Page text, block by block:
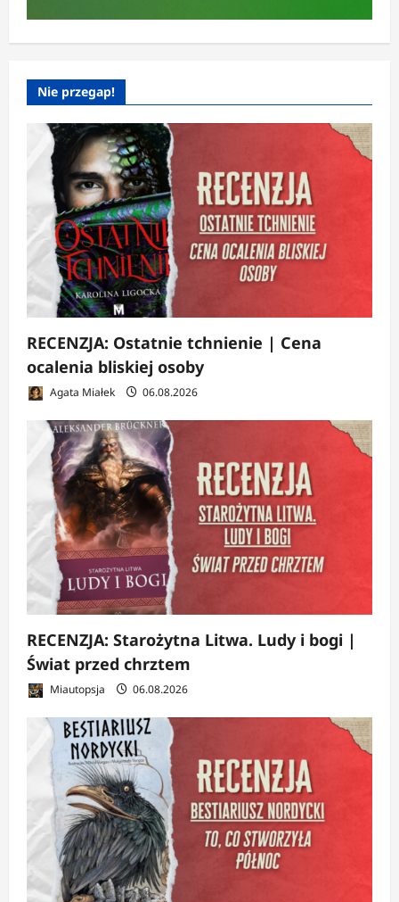
Nie przegap!
RECENZJA: Ostatnie tchnienie | Cena
ocalenia bliskiej osoby
Agata Miałek 06.08.2026
RECENZJA: Starożytna Litwa. Ludy i bogi |
Świat przed chrztem
Miautopsja 06.08.2026